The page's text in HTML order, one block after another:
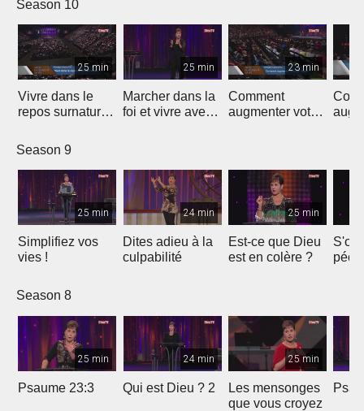
Season 10
25 min
Vivre dans le
repos surnaturel
25 min
Marcher dans la
foi et vivre avec
23 min
Comment
augmenter votre
Season 9
25 min
Simplifiez vos
vies !
24 min
Dites adieu à la
culpabilité
25 min
Est-ce que Dieu
est en colère ?
Season 8
25 min
Psaume 23:3
24 min
Qui est Dieu ? 2
25 min
Les mensonges
que vous croyez